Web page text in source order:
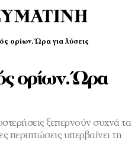
ορίων. Ώρα για λύσεις
ορίων. Ώρα
ξεπερνούν συχνά τα
περιπτώσεις υπερβαίνει τη